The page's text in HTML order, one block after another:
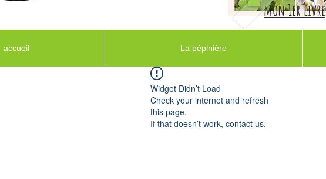
mon 1er livre
accueil La pépinière
Widget Didn’t Load
Check your internet and refresh
this page.
If that doesn’t work, contact us.